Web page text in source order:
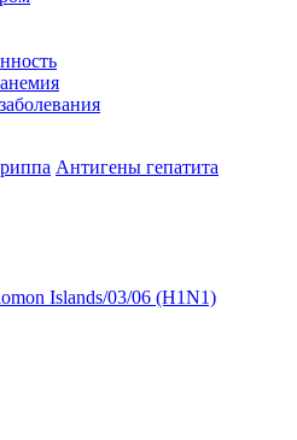
Антигены гепатита
Islands/03/06 (H1N1)